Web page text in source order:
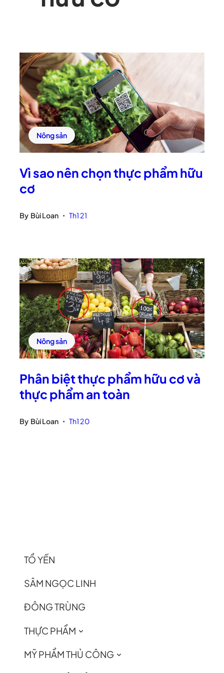
Nông sản
Vì sao nên chọn thực phẩm hữu
cơ
By Bùi Loan • Th1 21
Nông sản
Phân biệt thực phẩm hữu cơ và
thực phẩm an toàn
By Bùi Loan • Th1 20
TỔ YẾN
SÂM NGỌC LINH
ĐÔNG TRÙNG
THỰC PHẨM
MỸ PHẨM THỦ CÔNG